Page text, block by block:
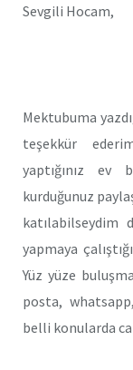
Sevgili Hocam,
Mektubuma
teşekkür
yaptığınız ev
kurduğunuz
katılabilseydim
yapmaya
Yüz yüze
posta,
belli konularda